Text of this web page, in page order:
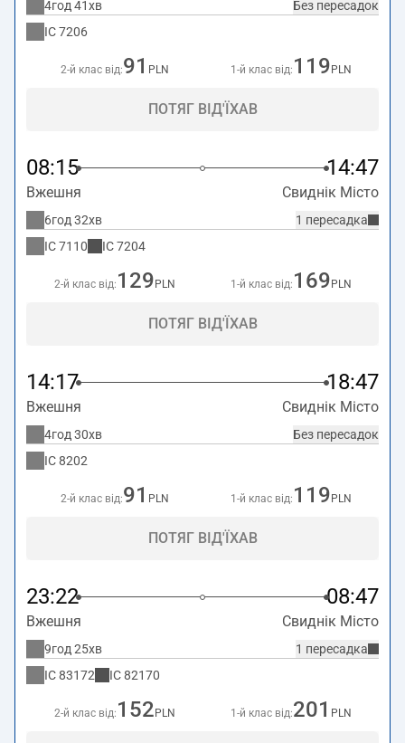
Без пересадок
4год 41хв
IC7206
2-й клас від:91 PLN 1-й клас від: 119 PLN
ПОТЯГ ВІД'ЇХАВ
08:15 14:47
Вжешня Свиднік Місто
1 пересадка
6год 32хв
IC7110 IC7204
2-й клас від: 129 PLN 1-й клас від: 169 PLN
ПОТЯГ ВІД'ЇХАВ
14:17 18:47
Вжешня Свиднік Місто
Без пересадок
4год 30хв
IC8202
2-й клас від:91 PLN 1-й клас від: 119 PLN
ПОТЯГ ВІД'ЇХАВ
23:22 08:47
Вжешня Свиднік Місто
1 пересадка
9год 25хв
IC83172 IC82170
2-й клас від: 152 PLN 1-й клас від:201 PLN